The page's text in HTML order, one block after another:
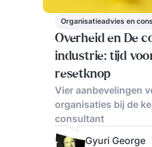
Organisatieadvies en
Overheid en De
industrie: tijd
resetknop
Vier aanbevelingen
organisaties bij de
consultant
Gyuri George